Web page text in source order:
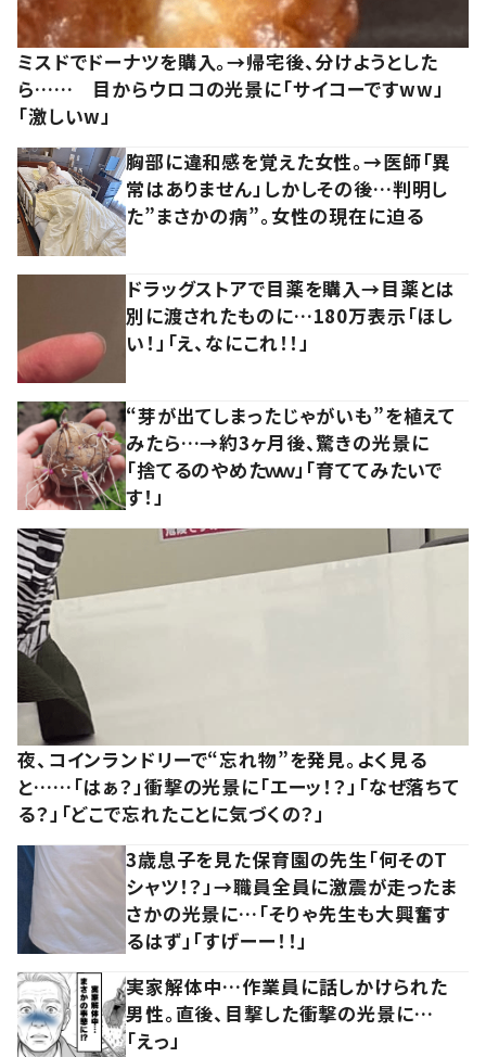
ミスドでドーナツを購入。→帰宅後、分けようとした
ら…… 目からウロコの光景に「サイコーですww」
「激しいw」
胸部に違和感を覚えた女性。→医師「異
常はありません」しかしその後…判明し
た”まさかの病”。女性の現在に迫る
ドラッグストアで目薬を購入→目薬とは
別に渡されたものに…180万表示「ほし
い！」「え、なにこれ！！」
“芽が出てしまったじゃがいも”を植えて
みたら…→約3ヶ月後、驚きの光景に
「捨てるのやめたｗｗ」「育ててみたいで
す！」
夜、コインランドリーで“忘れ物”を発見。よく見る
と……「はぁ？」衝撃の光景に「エーッ！？」「なぜ落ちて
る？」「どこで忘れたことに気づくの？」
3歳息子を見た保育園の先生「何そのT
シャツ！？」→職員全員に激震が走ったま
さかの光景に…「そりゃ先生も大興奮す
るはず」「すげーー！！」
実家解体中…作業員に話しかけられた
男性。直後、目撃した衝撃の光景に…
「えっ」